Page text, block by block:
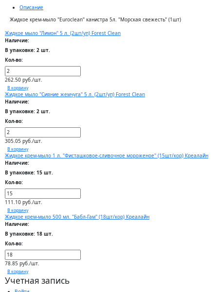
Описание
Жидкое крем-мыло "Euroclean" канистра 5л. "Морская свежесть" (1шт)
Жидкое мыло "Лимон" 5 л. (2шт/уп) Forest Clean
Наличие:
В упаковке: 2 шт.
Кол-во:
262.50 руб./шт.
В корзину
Жидкое мыло "Сияние жемчуга" 5 л. (2шт/уп) Forest Clean
Наличие:
В упаковке: 2 шт.
Кол-во:
305.05 руб./шт.
В корзину
Жидкое крем-мыло 1 л. "Фисташковое-сливочное мороженое" (15шт/кор) Креалайн
Наличие:
В упаковке: 15 шт.
Кол-во:
111.10 руб./шт.
В корзину
Жидкое крем-мыло 500 мл. "Бабл-Гам" (18шт/кор) Креалайн
Наличие:
В упаковке: 18 шт.
Кол-во:
78.85 руб./шт.
В корзину
Учетная запись